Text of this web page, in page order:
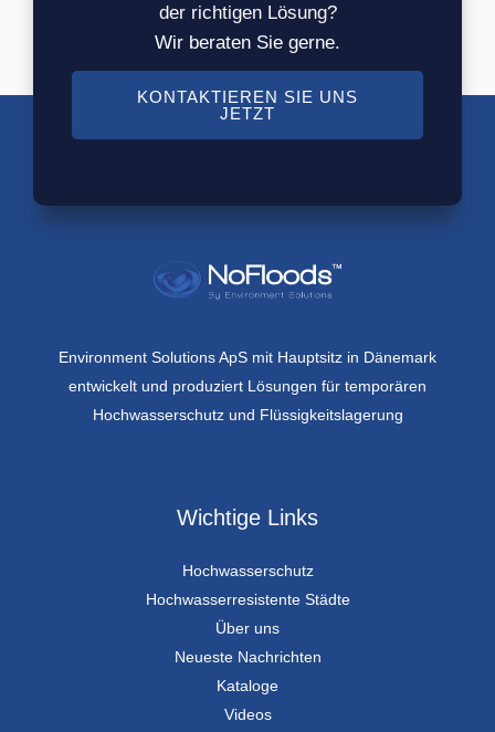
der richtigen Lösung?
Wir beraten Sie gerne.
KONTAKTIEREN SIE UNS
JETZT
Environment Solutions ApS mit Hauptsitz in Dänemark
entwickelt und produziert Lösungen für temporären
Hochwasserschutz und Flüssigkeitslagerung
Wichtige Links
Hochwasserschutz
Hochwasserresistente Städte
Über uns
Neueste Nachrichten
Kataloge
Videos